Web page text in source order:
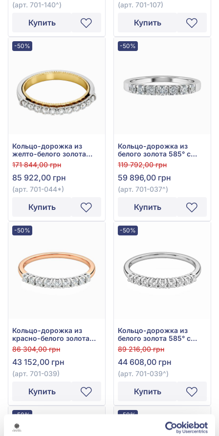
(арт. 701-140^)
Купить
(арт. 701-107)
Купить
-50%
Кольцо-дорожка из
желто-белого золота
585° с бриллиантами
0,38ct, арт. 701-044*
171 844,00 грн
85 922,00 грн
(арт. 701-044*)
Купить
-50%
Кольцо-дорожка из
белого золота 585° с
бриллиантами 0,36ct,
арт. 701-037
119 792,00 грн
59 896,00 грн
(арт. 701-037^)
Купить
-50%
Кольцо-дорожка из
красно-белого золота
585° с бриллиантами
0,19ct, арт. 701-039
86 304,00 грн
43 152,00 грн
(арт. 701-039)
Купить
-50%
Кольцо-дорожка из
белого золота 585° с
бриллиантами 0,22ct,
арт. 701-039
89 216,00 грн
44 608,00 грн
(арт. 701-039^)
Купить
-50% -50%